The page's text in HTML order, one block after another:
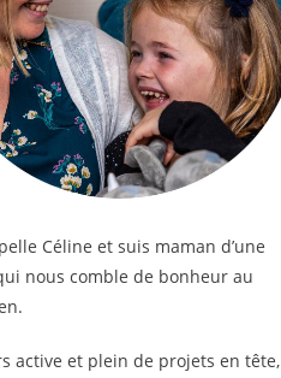
Céline et suis maman d’une
nous comble de bonheur au
active et plein de projets en tête,